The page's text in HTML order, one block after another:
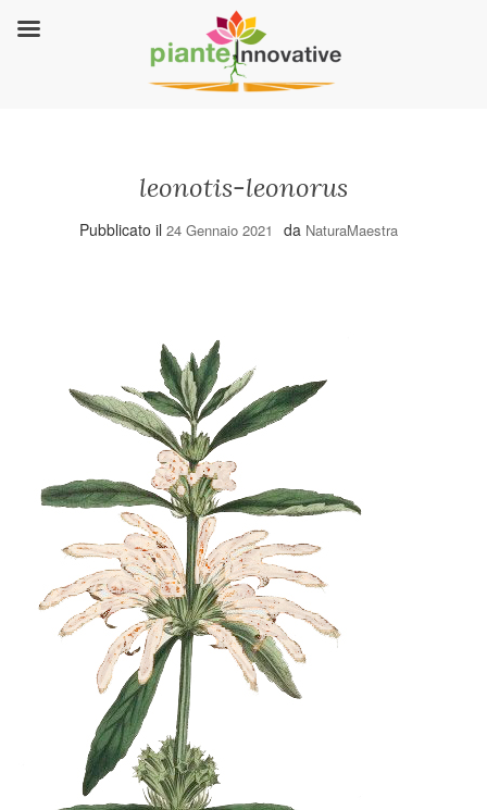
leonotis-leonorus
Pubblicato il 24 Gennaio 2021 da NaturaMaestra